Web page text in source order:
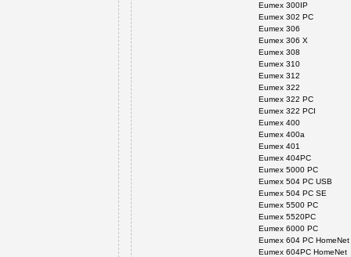
Eumex 300IP
Eumex 302 PC
Eumex 306
Eumex 306 X
Eumex 308
Eumex 310
Eumex 312
Eumex 322
Eumex 322 PC
Eumex 322 PCI
Eumex 400
Eumex 400a
Eumex 401
Eumex 404PC
Eumex 5000 PC
Eumex 504 PC USB
Eumex 504 PC SE
Eumex 5500 PC
Eumex 5520PC
Eumex 6000 PC
Eumex 604 PC HomeNet
Eumex 604PC HomeNet